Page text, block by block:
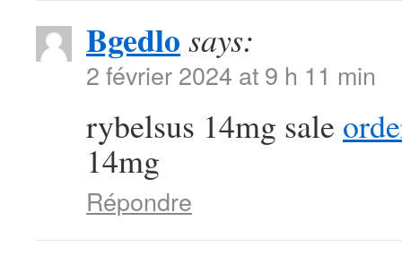
Bgedlo says:
2 février 2024 at 9 h 11 min
rybelsus 14mg sale
14mg
Répondre